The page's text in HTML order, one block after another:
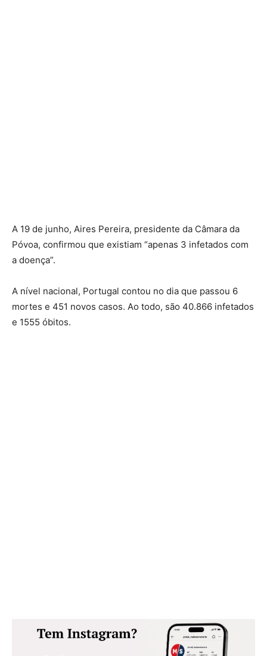
A 19 de junho, Aires Pereira, presidente da Câmara da
Póvoa, confirmou que existiam “apenas 3 infetados com
a doença”.
A nível nacional, Portugal contou no dia que passou 6
mortes e 451 novos casos. Ao todo, são 40.866 infetados
e 1555 óbitos.